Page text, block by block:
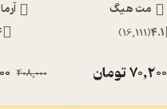
مت هیگ
4.1
(
16,111
)
70,200تومان 408,000